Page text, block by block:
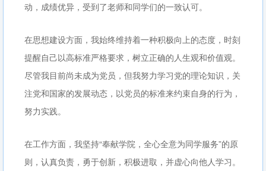
动，成绩优异，受到了老师和同学们的一致认可。
在思想建设方面，我始终维持着一种积极向上的态度，时刻
提醒自己以高标准严格要求，树立正确的人生观和价值观。
尽管我目前尚未成为党员，但我努力学习党的理论知识，关
注党和国家的发展动态，以党员的标准来约束自身的行为，
努力实践。
在工作方面，我坚持“奉献学院，全心全意为同学服务”的原
则，认真负责，勇于创新，积极进取，并虚心向他人学习。